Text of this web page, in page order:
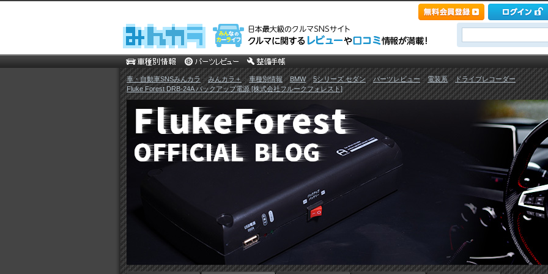
車・自動車SNSみんカラ>みんカラ＋>車種別情報>BMW>5シリーズ セダン>パーツレビュー>電装系>ドライブレコーダー>
Fluke Forest DRB-24A バックアップ電源 [株式会社フルークフォレスト]